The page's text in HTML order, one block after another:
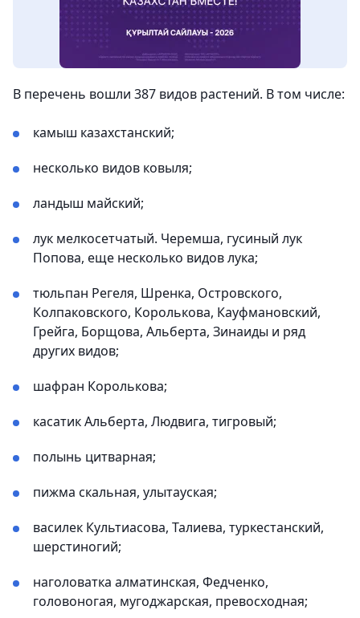
В перечень вошли 387 видов растений. В том числе:
камыш казахстанский;
несколько видов ковыля;
ландыш майский;
лук мелкосетчатый. Черемша, гусиный лук
Попова, еще несколько видов лука;
тюльпан Регеля, Шренка, Островского,
Колпаковского, Королькова, Кауфмановский,
Грейга, Борщова, Альберта, Зинаиды и ряд
других видов;
шафран Королькова;
касатик Альберта, Людвига, тигровый;
полынь цитварная;
пижма скальная, улытауская;
василек Культиасова, Талиева, туркестанский,
шерстиногий;
наголоватка алматинская, Федченко,
головоногая, мугоджарская, превосходная;